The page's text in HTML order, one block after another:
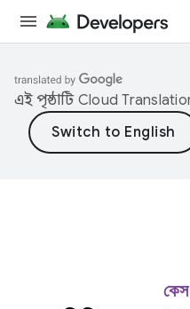
এই পৃষ্ঠাটি Cloud
কেস